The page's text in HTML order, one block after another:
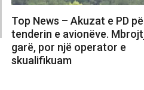
Top News – Akuzat e PD
tenderin e avionëve.
garë, por një operator e
skualifikuam